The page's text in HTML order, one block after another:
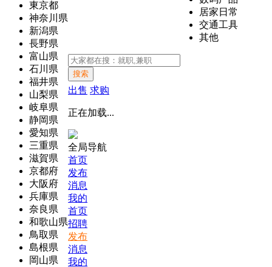
東京都
神奈川県
新潟県
長野県
富山県
石川県
福井県
山梨県
岐阜県
静岡県
愛知県
三重県
滋賀県
京都府
大阪府
兵庫県
奈良県
和歌山県
鳥取県
島根県
岡山県
居家日常
交通工具
其他
搜索
出售 求购
正在加载...
全局导航
首页
发布
消息
我的
首页
招聘
发布
消息
我的